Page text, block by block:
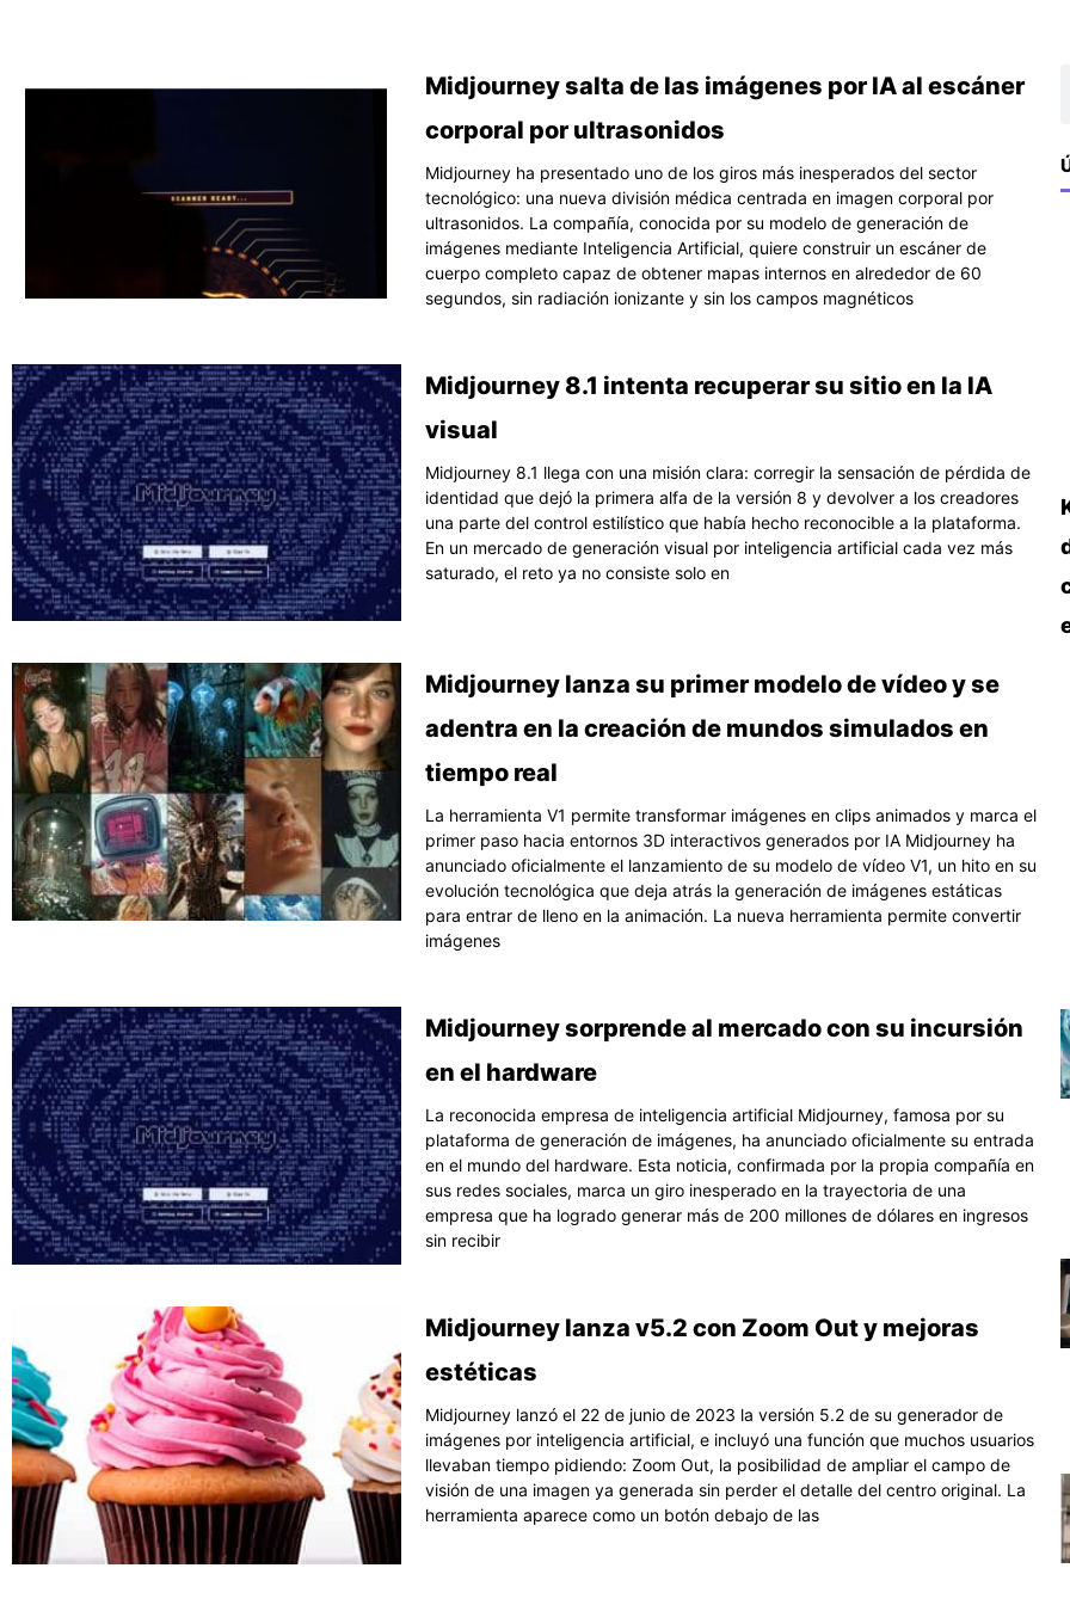
Midjourney salta de las imágenes por IA al escáner
corporal por ultrasonidos
Midjourney ha presentado uno de los giros más inesperados del sector
tecnológico: una nueva división médica centrada en imagen corporal por
ultrasonidos. La compañía, conocida por su modelo de generación de
imágenes mediante Inteligencia Artificial, quiere construir un escáner de
cuerpo completo capaz de obtener mapas internos en alrededor de 60
segundos, sin radiación ionizante y sin los campos magnéticos
Midjourney 8.1 intenta recuperar su sitio en la IA
visual
Midjourney 8.1 llega con una misión clara: corregir la sensación de pérdida de
identidad que dejó la primera alfa de la versión 8 y devolver a los creadores
una parte del control estilístico que había hecho reconocible a la plataforma.
En un mercado de generación visual por inteligencia artificial cada vez más
saturado, el reto ya no consiste solo en
Midjourney lanza su primer modelo de vídeo y se
adentra en la creación de mundos simulados en
tiempo real
La herramienta V1 permite transformar imágenes en clips animados y marca el
primer paso hacia entornos 3D interactivos generados por IA Midjourney ha
anunciado oficialmente el lanzamiento de su modelo de vídeo V1, un hito en su
evolución tecnológica que deja atrás la generación de imágenes estáticas
para entrar de lleno en la animación. La nueva herramienta permite convertir
imágenes
Midjourney sorprende al mercado con su incursión
en el hardware
La reconocida empresa de inteligencia artificial Midjourney, famosa por su
plataforma de generación de imágenes, ha anunciado oficialmente su entrada
en el mundo del hardware. Esta noticia, confirmada por la propia compañía en
sus redes sociales, marca un giro inesperado en la trayectoria de una
empresa que ha logrado generar más de 200 millones de dólares en ingresos
sin recibir
Midjourney lanza v5.2 con Zoom Out y mejoras
estéticas
Midjourney lanzó el 22 de junio de 2023 la versión 5.2 de su generador de
imágenes por inteligencia artificial, e incluyó una función que muchos usuarios
llevaban tiempo pidiendo: Zoom Out, la posibilidad de ampliar el campo de
visión de una imagen ya generada sin perder el detalle del centro original. La
herramienta aparece como un botón debajo de las
PáginaPágina